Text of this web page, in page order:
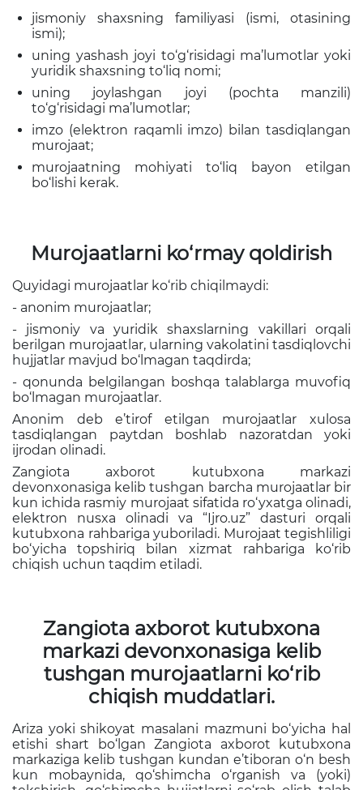
jismoniy shaxsning familiyasi (ismi, otasining
ismi);
uning yashash joyi to‘g‘risidagi ma’lumotlar yoki
yuridik shaxsning to‘liq nomi;
uning joylashgan joyi (pochta manzili)
to‘g‘risidagi ma’lumotlar;
imzo (elektron raqamli imzo) bilan tasdiqlangan
murojaat;
murojaatning mohiyati to‘liq bayon etilgan
bo‘lishi kerak.
Murojaatlarni ko‘rmay qoldirish
Quyidagi murojaatlar ko‘rib chiqilmaydi:
- anonim murojaatlar;
- jismoniy va yuridik shaxslarning vakillari orqali
berilgan murojaatlar, ularning vakolatini tasdiqlovchi
hujjatlar mavjud bo‘lmagan taqdirda;
- qonunda belgilangan boshqa talablarga muvofiq
bo‘lmagan murojaatlar.
Anonim deb e’tirof etilgan murojaatlar xulosa
tasdiqlangan paytdan boshlab nazoratdan yoki
ijrodan olinadi.
Zangiota axborot kutubxona markazi
devonxonasiga kelib tushgan barcha murojaatlar bir
kun ichida rasmiy murojaat sifatida ro‘yxatga olinadi,
elektron nusxa olinadi va “Ijro.uz” dasturi orqali
kutubxona rahbariga yuboriladi. Murojaat tegishliligi
bo‘yicha topshiriq bilan xizmat rahbariga ko‘rib
chiqish uchun taqdim etiladi.
Zangiota axborot kutubxona
markazi devonxonasiga kelib
tushgan murojaatlarni ko‘rib
chiqish muddatlari.
Ariza yoki shikoyat masalani mazmuni bo‘yicha hal
etishi shart bo‘lgan Zangiota axborot kutubxona
markaziga kelib tushgan kundan e’tiboran o‘n besh
kun mobaynida, qo‘shimcha o‘rganish va (yoki)